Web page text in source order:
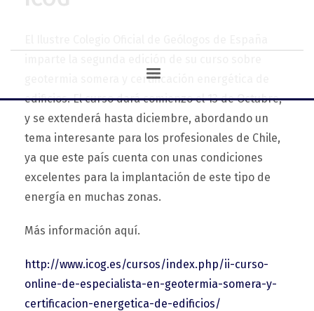
geotermia somera y certificación energética de
edificios. El curso dará comienzo el 13 de Octubre,
y se extenderá hasta diciembre, abordando un
tema interesante para los profesionales de Chile,
ya que este país cuenta con unas condiciones
excelentes para la implantación de este tipo de
energía en muchas zonas.
Más información aquí.
http://www.icog.es/cursos/index.php/ii-curso-
online-de-especialista-en-geotermia-somera-y-
certificacion-energetica-de-edificios/